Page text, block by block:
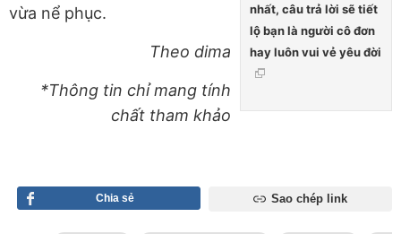
nhất, câu trả lời sẽ tiết
lộ bạn là người cô đơn
hay luôn vui vẻ yêu đời
vừa nể phục.
Theo dima
*Thông tin chỉ mang tính
chất tham khảo
Chia sẻ Sao chép link